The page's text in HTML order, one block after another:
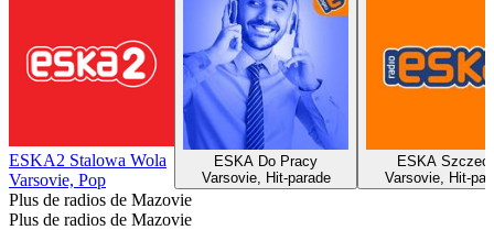
ESKA2 Stalowa Wola
Varsovie, Pop
ESKA Do Pracy
Varsovie, Hit-parade
ESKA
Varsovie, Hit-
Plus de radios de Mazovie
Plus de radios de Mazovie